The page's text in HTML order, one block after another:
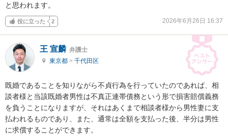
と思われます。
役に立った 2 2026年6月26日 16:37
王 宣麟 弁護士
東京都 > 千代田区
既婚であることを知りながら不貞行為を行っていたのであれば、相
談者様と当該既婚者男性は不真正連帯債務という形で損害賠償義務
を負うことになりますが、それはあくまで相談者様から男性妻に支
払われるものであり、また、通常は全額を支払った後、半分は男性
に求償することができます。